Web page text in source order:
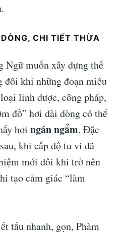
CHI TIẾT THỪA
Ngữ muốn xây dựng thế
đôi khi những đoạn miêu
linh dược, công pháp,
đồ” hơi dài dòng có thể
hơi ngán ngẩm. Đặc
khi cấp độ tu vi đã
mới đôi khi trở nên
tạo cảm giác “làm
tấu nhanh, gọn, Phàm